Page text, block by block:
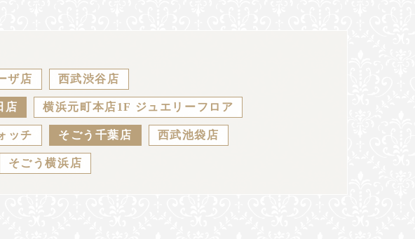
ザ店 西武渋谷店
店 横浜元町本店1F ジュエリーフロア
ッチ そごう千葉店 西武池袋店
そごう横浜店